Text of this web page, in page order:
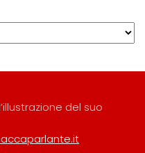
del suo